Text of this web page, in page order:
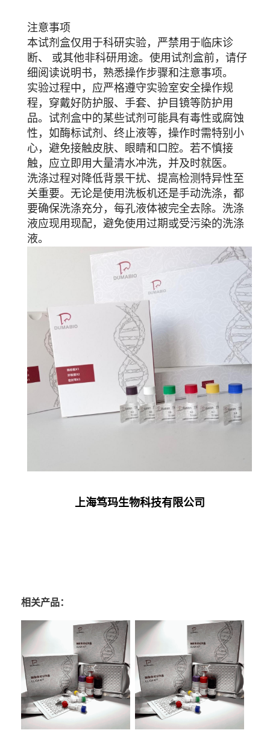
注意事项
本试剂盒仅用于科研实验，严禁用于临床诊
断、 或其他非科研用途。使用试剂盒前，请仔
细阅读说明书，熟悉操作步骤和注意事项。
实验过程中，应严格遵守实验室安全操作规
程，穿戴好防护服、手套、护目镜等防护用
品。试剂盒中的某些试剂可能具有毒性或腐蚀
性，如酶标试剂、终止液等，操作时需特别小
心，避免接触皮肤、眼睛和口腔。若不慎接
触，应立即用大量清水冲洗，并及时就医。
洗涤过程对降低背景干扰、提高检测特异性至
关重要。无论是使用洗板机还是手动洗涤，都
要确保洗涤充分，每孔液体被完全去除。洗涤
液应现用现配，避免使用过期或受污染的洗涤
液。
上海笃玛生物科技有限公司
相关产品：